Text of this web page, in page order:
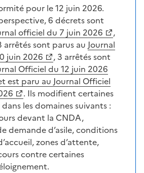
pour le 12 juin 2026.
6 décrets sont
officiel du 7 juin 2026
,
arrêtés sont parus au Journal
juin 2026
, 3 arrêtés sont
Officiel du 12 juin 2026
est paru au Journal Officiel
. Ils modifient certaines
les domaines suivants :
devant la CNDA,
demande d’asile, conditions
zones d’attente,
contre certaines